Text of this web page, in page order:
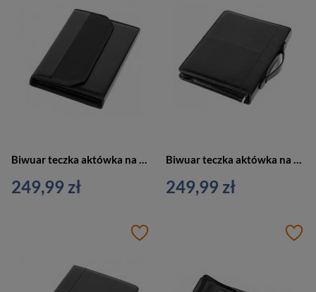
Biwuar teczka aktówka na dokumenty z przegródkami czarna Vip Collection AK-09N
249,99 zł
Biwuar teczka aktówka na dokumenty z rączką czarna Vip Collection AK-64
249,99 zł